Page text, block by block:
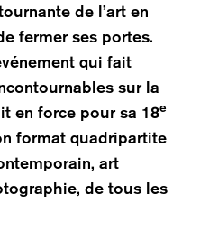
de l’art en
fermer ses portes.
qui fait
sur la
en force pour sa 18e
format quadripartite
art
de tous les